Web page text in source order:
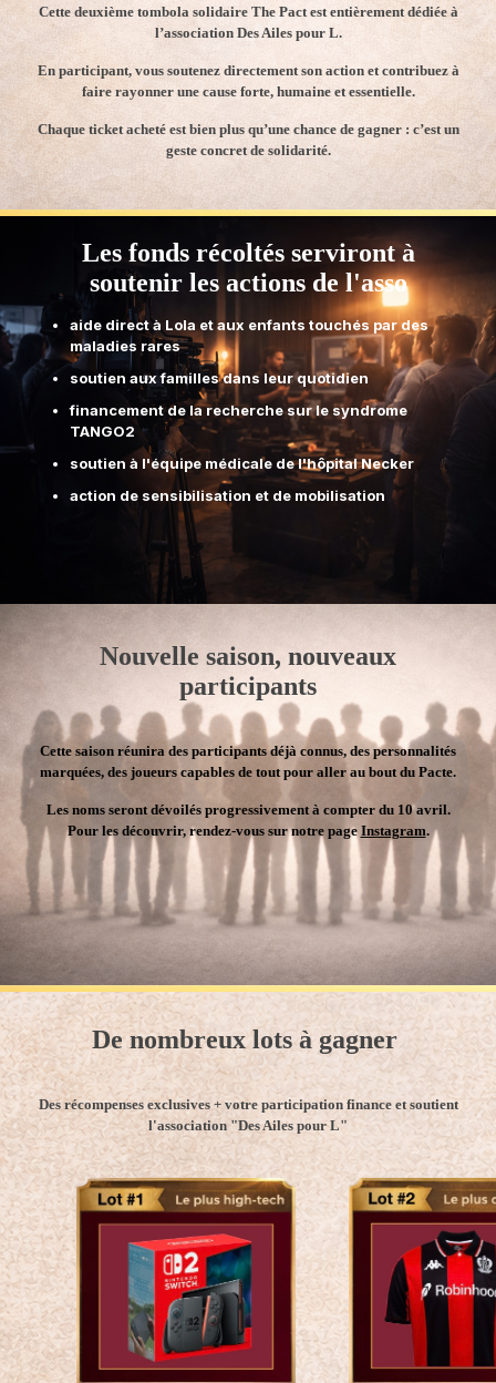
Cette deuxième tombola solidaire The Pact est entièrement dédiée à
l’association Des Ailes pour L.
En participant, vous soutenez directement son action et contribuez à
faire rayonner une cause forte, humaine et essentielle.
Chaque ticket acheté est bien plus qu’une chance de gagner : c’est un
geste concret de solidarité.
Les fonds récoltés serviront à
soutenir les actions de l'asso
aide direct à Lola et aux enfants touchés par des
maladies rares
soutien aux familles dans leur quotidien
financement de la recherche sur le syndrome
TANGO2
soutien à l'équipe médicale de l'hôpital Necker
action de sensibilisation et de mobilisation
Nouvelle saison, nouveaux
participants
Cette saison réunira des participants déjà connus, des personnalités
marquées, des joueurs capables de tout pour aller au bout du Pacte.
Les noms seront dévoilés progressivement à compter du 10 avril.
Pour les découvrir, rendez-vous sur notre page Instagram.
De nombreux lots à gagner
Des récompenses exclusives + votre participation finance et soutient
l'association "Des Ailes pour L"